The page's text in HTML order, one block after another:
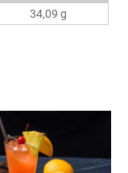
34,09 g